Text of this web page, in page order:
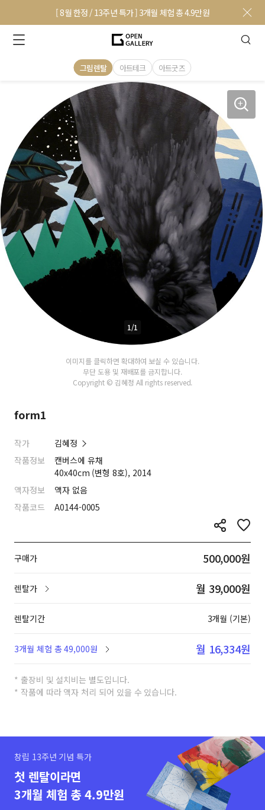
[ 8월 한정 / 13주년 특가 ] 3개월 체험 총 4.9만원
그림렌탈 아트테크 아트굿즈
1/1
이미지를 클릭하면 확대하여 보실 수 있습니다.
무단 도용 및 재배포를 금지합니다.
Copyright © 김혜정 All rights reserved.
form1
작가
김혜정
작품정보
캔버스에 유채
40x40cm (변형 8호), 2014
액자정보
액자 없음
작품코드
A0144-0005
구매가 500,000원
렌탈가 월 39,000원
렌탈기간 3개월 (기본)
3개월 체험 총 49,000원 월 16,334원
* 출장비 및 설치비는 별도입니다.
* 작품에 따라 액자 처리 되어 있을 수 있습니다.
창립 13주년 기념 특가
첫 렌탈이라면
3개월 체험 총 4.9만원